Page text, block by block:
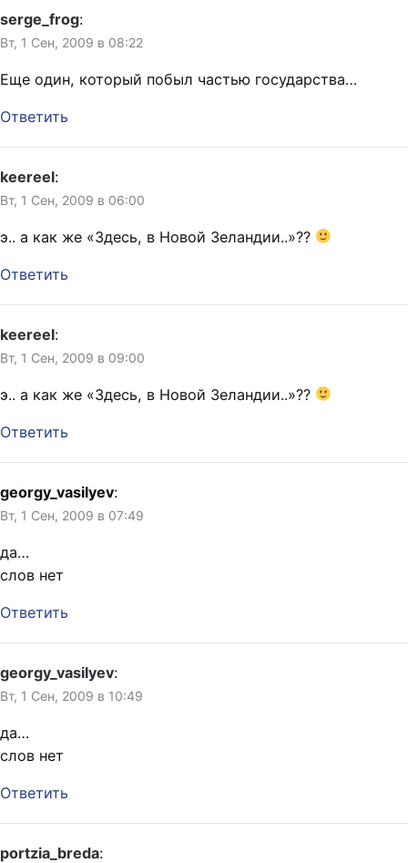
serge_frog:
Вт, 1 Сен, 2009 в 08:22
Еще один, который побыл частью государства…
Ответить
keereel:
Вт, 1 Сен, 2009 в 06:00
э.. а как же «Здесь, в Новой Зеландии..»??
Ответить
keereel:
Вт, 1 Сен, 2009 в 09:00
э.. а как же «Здесь, в Новой Зеландии..»??
Ответить
georgy_vasilyev:
Вт, 1 Сен, 2009 в 07:49
да…
слов нет
Ответить
georgy_vasilyev:
Вт, 1 Сен, 2009 в 10:49
да…
слов нет
Ответить
portzia_breda: